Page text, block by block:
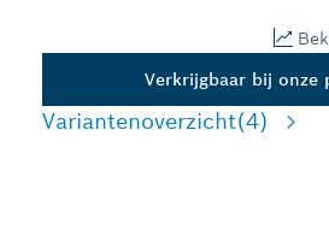
Verkrijgbaar bij onze
Variantenoverzicht(4)